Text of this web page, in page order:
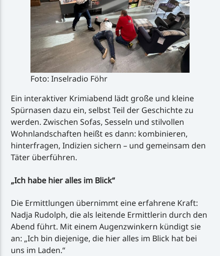
Foto: Inselradio Föhr
Ein interaktiver Krimiabend lädt große und kleine
Spürnasen dazu ein, selbst Teil der Geschichte zu
werden. Zwischen Sofas, Sesseln und stilvollen
Wohnlandschaften heißt es dann: kombinieren,
hinterfragen, Indizien sichern – und gemeinsam den
Täter überführen.
„Ich habe hier alles im Blick“
Die Ermittlungen übernimmt eine erfahrene Kraft:
Nadja Rudolph, die als leitende Ermittlerin durch den
Abend führt. Mit einem Augenzwinkern kündigt sie
an: „Ich bin diejenige, die hier alles im Blick hat bei
uns im Laden.“